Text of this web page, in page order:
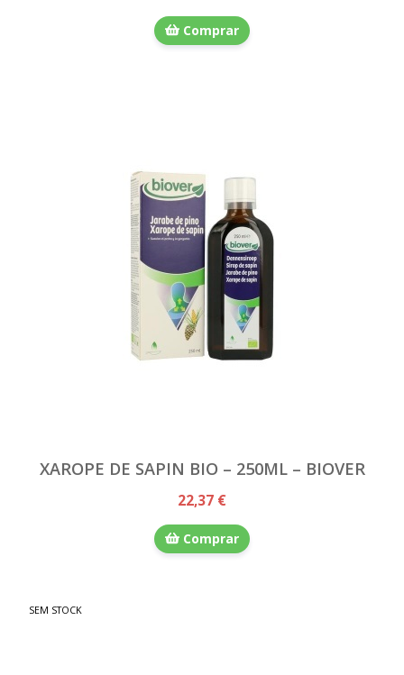
Comprar
XAROPE DE SAPIN BIO – 250ML – BIOVER
22,37 €
Comprar
SEM STOCK